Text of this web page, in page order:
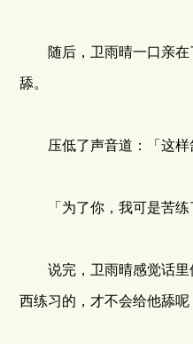
随后，卫雨晴一口亲在
舔。
压低了声音道：「这样
「为了你，我可是苦练
说完，卫雨晴感觉话里
西练习的，才不会给他舔